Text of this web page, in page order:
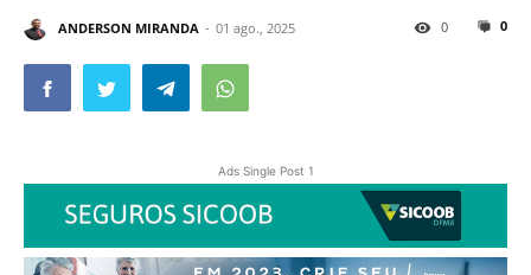
ANDERSON MIRANDA 01 ago., 2025 0
0
Ads Single Post 1